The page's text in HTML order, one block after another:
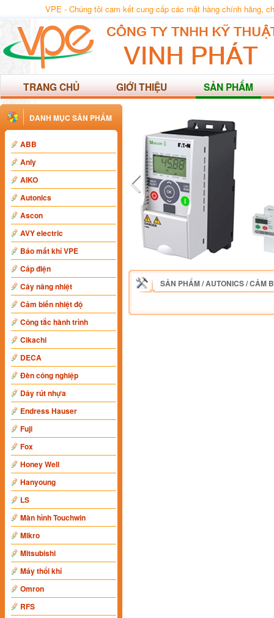
VPE - Chúng tôi cam kết cung cấp các mặt hàng chính hãng,
TRANG CHỦ GIỚI THIỆU SẢN PHẨM
DANH MỤC SẢN PHẨM
ABB
Anly
AIKO
Autonics
Ascon
AVY electric
Báo mất khí VPE
Cáp điện
Cây nâng nhiệt
Cảm biến nhiệt độ
Công tắc hành trình
Cikachi
DECA
Đèn công nghiệp
Dây rút nhựa
Endress Hauser
Fuji
Fox
Honey Well
Hanyoung
LS
Màn hình Touchwin
Mikro
Mitsubishi
Máy thổi khí
Omron
RFS
SẢN PHẨM/AUTONICS/CẢM